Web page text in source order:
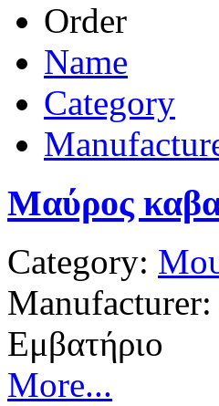
Order
Name
Category
Μαύρος
Category:
Manufacturer:
Εμβατήριο
More...